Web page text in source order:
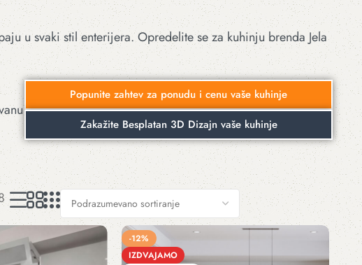
u svaki stil enterijera. Opredelite se za kuhinju brenda Jela
Popunite zahtev za ponudu i cenu vaše kuhinje
Zakažite Besplatan 3D Dizajn vaše kuhinje
-12%
IZDVAJAMO